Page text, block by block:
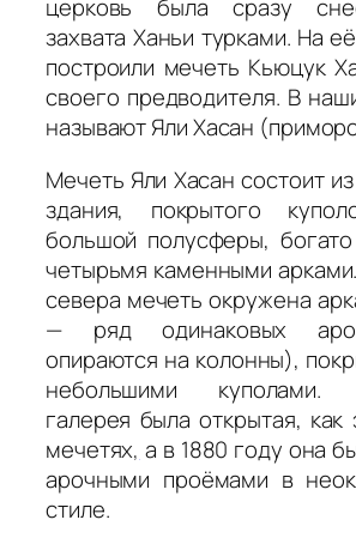
церковь была сразу
захвата Ханьи турками. На
построили мечеть Кьюцук
своего предводителя. В
называют Яли Хасан
Мечеть Яли Хасан состоит
здания, покрытого
большой полусферы,
четырьмя каменными
севера мечеть окружена
— ряд одинаковых
опираются на колонны),
небольшими куполами.
галерея была открытая,
мечетях, а в 1880 году она
арочными проёмами в
стиле.